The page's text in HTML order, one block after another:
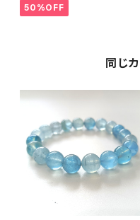
50%OFF
同じ